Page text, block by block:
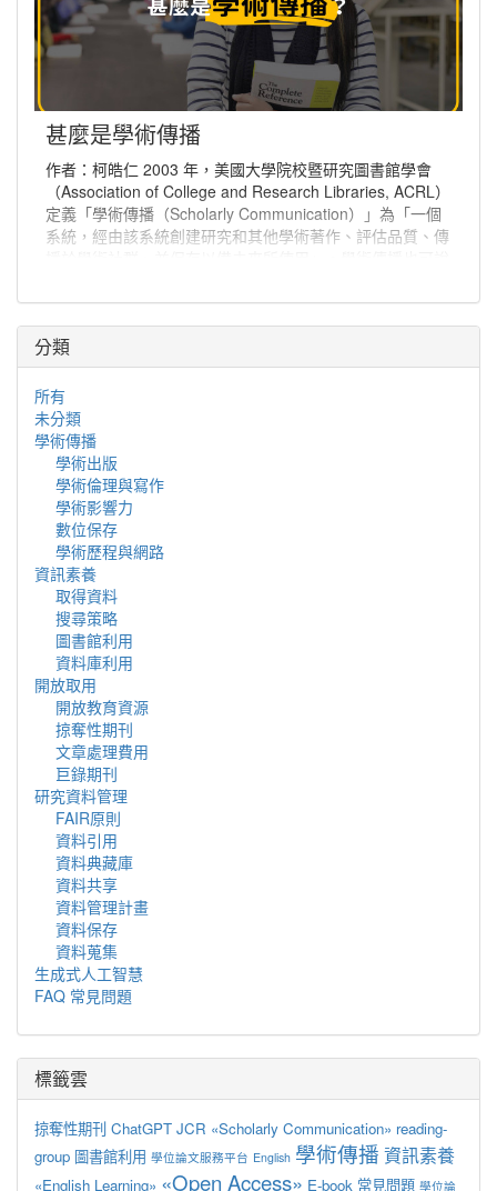
甚麼是學術傳播
作者：柯皓仁 2003 年，美國大學院校暨研究圖書館學會
（Association of College and Research Libraries, ACRL）
定義「學術傳播（Scholarly Communication）」為「一個
系統，經由該系統創建研究和其他學術著作、評估品質、傳
或更多人能取得的程序。
分類
所有
未分類
學術傳播
學術出版
學術倫理與寫作
學術影響力
數位保存
學術歷程與網路
資訊素養
取得資料
搜尋策略
圖書館利用
資料庫利用
開放取用
開放教育資源
掠奪性期刊
文章處理費用
巨錄期刊
研究資料管理
FAIR原則
資料引用
資料典藏庫
資料共享
資料管理計畫
資料保存
資料蒐集
生成式人工智慧
FAQ 常見問題
標籤雲
掠奪性期刊 ChatGPT JCR «Scholarly Communication» reading-
group 圖書館利用 學位論文服務平台 English 學術傳播 資訊素養
«English Learning» «Open Access» E-book 常見問題 學位論